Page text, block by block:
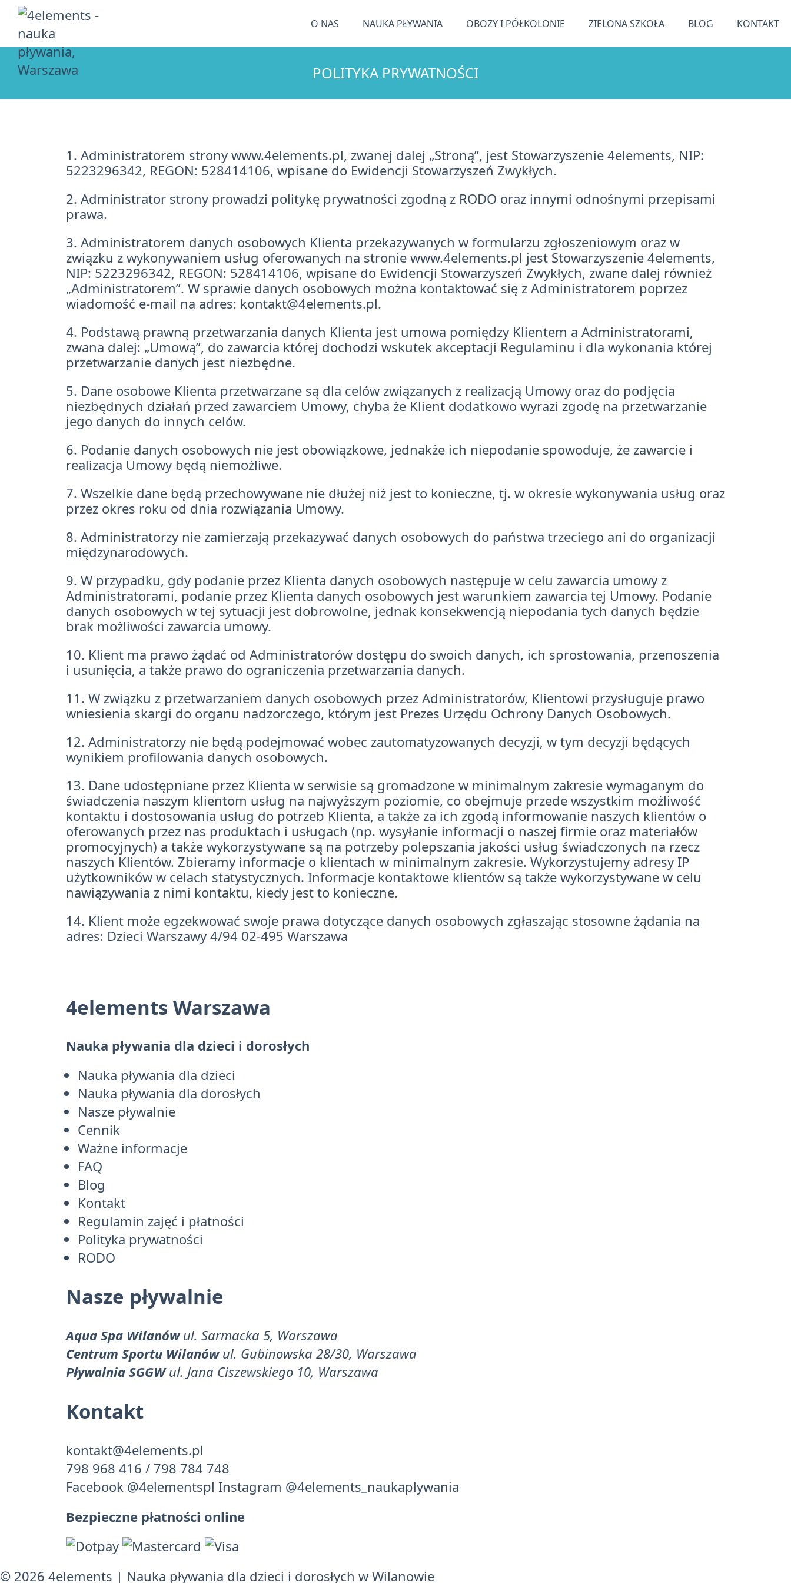
O NAS NAUKA PŁYWANIA OBOZY I PÓŁKOLONIE ZIELONA SZKOŁA BLOG KONTAKT
POLITYKA PRYWATNOŚCI
1. Administratorem strony www.4elements.pl, zwanej dalej „Stroną”, jest Stowarzyszenie 4elements, NIP:
5223296342, REGON: 528414106, wpisane do Ewidencji Stowarzyszeń Zwykłych.
2. Administrator strony prowadzi politykę prywatności zgodną z RODO oraz innymi odnośnymi przepisami
prawa.
3. Administratorem danych osobowych Klienta przekazywanych w formularzu zgłoszeniowym oraz w
związku z wykonywaniem usług oferowanych na stronie www.4elements.pl jest Stowarzyszenie 4elements,
NIP: 5223296342, REGON: 528414106, wpisane do Ewidencji Stowarzyszeń Zwykłych, zwane dalej również
„Administratorem”. W sprawie danych osobowych można kontaktować się z Administratorem poprzez
wiadomość e-mail na adres: kontakt@4elements.pl.
4. Podstawą prawną przetwarzania danych Klienta jest umowa pomiędzy Klientem a Administratorami,
zwana dalej: „Umową”, do zawarcia której dochodzi wskutek akceptacji Regulaminu i dla wykonania której
przetwarzanie danych jest niezbędne.
5. Dane osobowe Klienta przetwarzane są dla celów związanych z realizacją Umowy oraz do podjęcia
niezbędnych działań przed zawarciem Umowy, chyba że Klient dodatkowo wyrazi zgodę na przetwarzanie
jego danych do innych celów.
6. Podanie danych osobowych nie jest obowiązkowe, jednakże ich niepodanie spowoduje, że zawarcie i
realizacja Umowy będą niemożliwe.
7. Wszelkie dane będą przechowywane nie dłużej niż jest to konieczne, tj. w okresie wykonywania usług oraz
przez okres roku od dnia rozwiązania Umowy.
8. Administratorzy nie zamierzają przekazywać danych osobowych do państwa trzeciego ani do organizacji
międzynarodowych.
9. W przypadku, gdy podanie przez Klienta danych osobowych następuje w celu zawarcia umowy z
Administratorami, podanie przez Klienta danych osobowych jest warunkiem zawarcia tej Umowy. Podanie
danych osobowych w tej sytuacji jest dobrowolne, jednak konsekwencją niepodania tych danych będzie
brak możliwości zawarcia umowy.
10. Klient ma prawo żądać od Administratorów dostępu do swoich danych, ich sprostowania, przenoszenia
i usunięcia, a także prawo do ograniczenia przetwarzania danych.
11. W związku z przetwarzaniem danych osobowych przez Administratorów, Klientowi przysługuje prawo
wniesienia skargi do organu nadzorczego, którym jest Prezes Urzędu Ochrony Danych Osobowych.
12. Administratorzy nie będą podejmować wobec zautomatyzowanych decyzji, w tym decyzji będących
wynikiem profilowania danych osobowych.
13. Dane udostępniane przez Klienta w serwisie są gromadzone w minimalnym zakresie wymaganym do
świadczenia naszym klientom usług na najwyższym poziomie, co obejmuje przede wszystkim możliwość
kontaktu i dostosowania usług do potrzeb Klienta, a także za ich zgodą informowanie naszych klientów o
oferowanych przez nas produktach i usługach (np. wysyłanie informacji o naszej firmie oraz materiałów
promocyjnych) a także wykorzystywane są na potrzeby polepszania jakości usług świadczonych na rzecz
naszych Klientów. Zbieramy informacje o klientach w minimalnym zakresie. Wykorzystujemy adresy IP
użytkowników w celach statystycznych. Informacje kontaktowe klientów są także wykorzystywane w celu
nawiązywania z nimi kontaktu, kiedy jest to konieczne.
14. Klient może egzekwować swoje prawa dotyczące danych osobowych zgłaszając stosowne żądania na
adres: Dzieci Warszawy 4/94 02-495 Warszawa
4elements Warszawa
Nauka pływania dla dzieci i dorosłych
Nauka pływania dla dzieci
Nauka pływania dla dorosłych
Nasze pływalnie
Cennik
Ważne informacje
FAQ
Blog
Kontakt
Regulamin zajęć i płatności
Polityka prywatności
RODO
Nasze pływalnie
Aqua Spa Wilanów ul. Sarmacka 5, Warszawa
Centrum Sportu Wilanów ul. Gubinowska 28/30, Warszawa
Pływalnia SGGW ul. Jana Ciszewskiego 10, Warszawa
Kontakt
kontakt@4elements.pl
798 968 416 / 798 784 748
Facebook @4elementspl Instagram @4elements_naukaplywania
Bezpieczne płatności online
© 2026 4elements | Nauka pływania dla dzieci i dorosłych w Wilanowie